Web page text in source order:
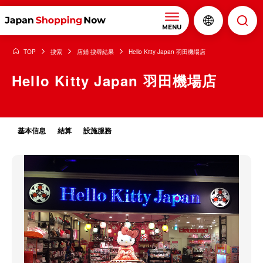
MENU
TOP 搜索 店鋪 搜尋結果 Hello Kitty Japan 羽田機場店
Hello Kitty Japan 羽田機場店
基本信息 結算 設施服務